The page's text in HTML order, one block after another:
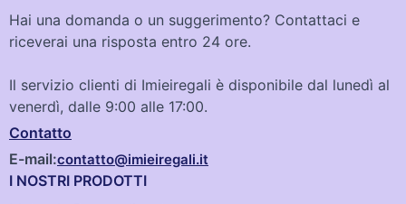
Hai una domanda o un suggerimento? Contattaci e
riceverai una risposta entro 24 ore.
Il servizio clienti di Imieiregali è disponibile dal lunedì al
venerdì, dalle 9:00 alle 17:00.
Contatto
E-mail:contatto@imieiregali.it
I NOSTRI PRODOTTI